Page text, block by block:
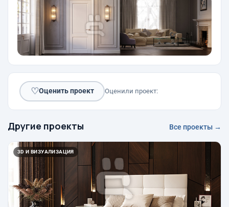
♡Оценить проект Оценили проект:
Другие проекты Все проекты →
3D И ВИЗУАЛИЗАЦИЯ